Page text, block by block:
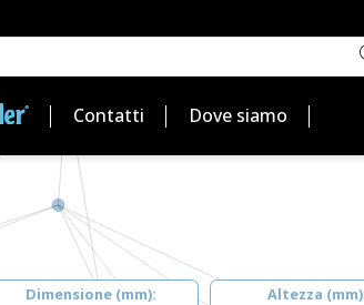
Contatti Dove siamo
Dimensione (mm) Altezza (mm)